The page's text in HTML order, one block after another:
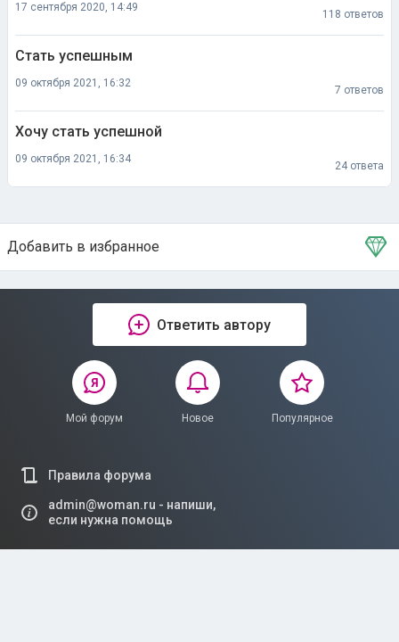
17 сентября 2020, 14:49
118 ответов
Стать успешным
09 октября 2021, 16:32
7 ответов
Хочу стать успешной
09 октября 2021, 16:34
24 ответа
Добавить в избранное
Тема в избранном
Ответить автору
Мой форум Новое Популярное
Правила форума
admin@woman.ru - напиши,
если нужна помощь